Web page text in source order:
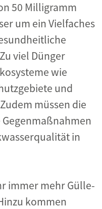
50 Milligramm
um ein Vielfaches
viel Dünger
wie
und
müssen die
in
immer mehr Gülle-
kommen